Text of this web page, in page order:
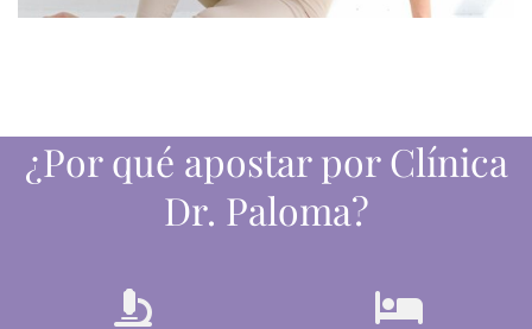
¿Por qué apostar por Clínica
Dr. Paloma?